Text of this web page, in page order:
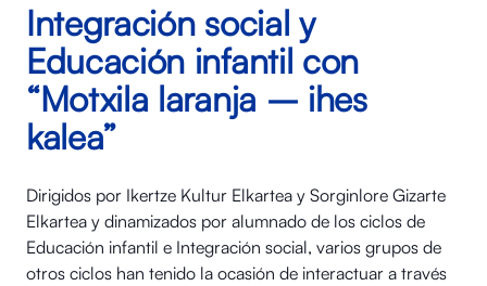
Integración social y
Educación infantil con
“Motxila laranja – ihes
kalea”
Dirigidos por Ikertze Kultur Elkartea y Sorginlore Gizarte
Elkartea y dinamizados por alumnado de los ciclos de
Educación infantil e Integración social, varios grupos de
otros ciclos han tenido la ocasión de interactuar a través